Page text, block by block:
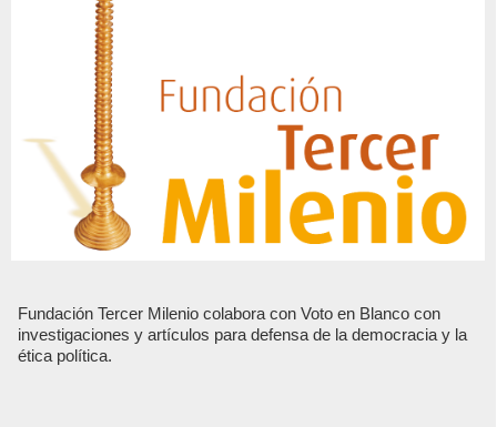
Fundación Tercer Milenio colabora con Voto en Blanco con
investigaciones y artículos para defensa de la democracia y la
ética política.